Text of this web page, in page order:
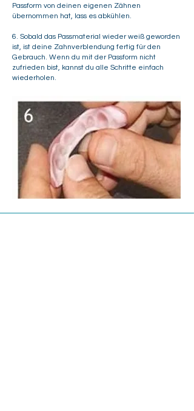
Passform von deinen eigenen Zähnen
übernommen hat, lass es abkühlen.
6. Sobald das Passmaterial wieder weiß geworden
ist, ist deine Zahnverblendung fertig für den
Gebrauch. Wenn du mit der Passform nicht
zufrieden bist, kannst du alle Schritte einfach
wiederholen.